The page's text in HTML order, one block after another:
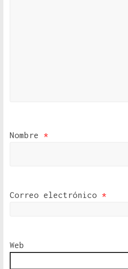
Nombre *
Correo electrónico *
Web